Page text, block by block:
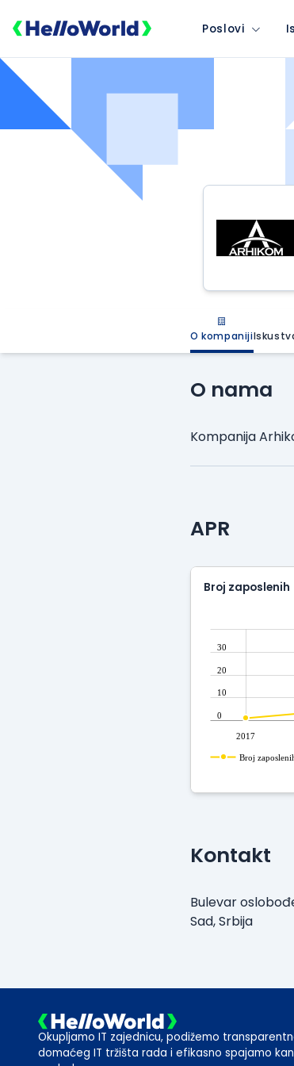
Poslovi
O kompaniji
O nama
Kompanija
APR
Broj zaposlenih
2017
0
10
20
30
Broj
Kontakt
Bulevar
Sad, Srbija
Okupljamo IT zajednicu, podižemo
domaćeg IT tržišta rada i efikasno spajamo